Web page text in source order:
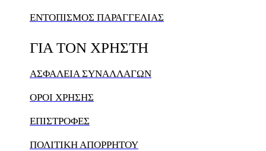
ΕΝΤΟΠΙΣΜΟΣ ΠΑΡΑΓΓΕΛΙΑΣ
ΓΙΑ ΤΟΝ ΧΡΗΣΤΗ
ΑΣΦΑΛΕΙΑ ΣΥΝΑΛΛΑΓΩΝ
ΟΡΟΙ ΧΡΗΣΗΣ
ΕΠΙΣΤΡΟΦΕΣ
ΠΟΛΙΤΙΚΗ ΑΠΟΡΡΗΤΟΥ